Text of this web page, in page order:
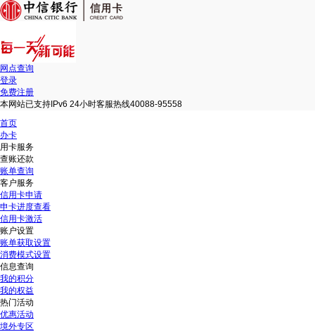
网点查询
登录
免费注册
本网站已支持IPv6 24小时客服热线40088-95558
首页
办卡
用卡服务
查账还款
账单查询
客户服务
信用卡申请
申卡进度查看
信用卡激活
账户设置
账单获取设置
消费模式设置
信息查询
我的积分
我的权益
热门活动
优惠活动
境外专区